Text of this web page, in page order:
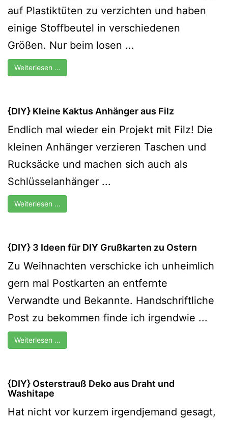
auf Plastiktüten zu verzichten und haben
einige Stoffbeutel in verschiedenen
Größen. Nur beim losen ...
Weiterlesen …
{DIY} Kleine Kaktus Anhänger aus Filz
Endlich mal wieder ein Projekt mit Filz! Die
kleinen Anhänger verzieren Taschen und
Rucksäcke und machen sich auch als
Schlüsselanhänger ...
Weiterlesen …
{DIY} 3 Ideen für DIY Grußkarten zu Ostern
Zu Weihnachten verschicke ich unheimlich
gern mal Postkarten an entfernte
Verwandte und Bekannte. Handschriftliche
Post zu bekommen finde ich irgendwie ...
Weiterlesen …
{DIY} Osterstrauß Deko aus Draht und
Washitape
Hat nicht vor kurzem irgendjemand gesagt,